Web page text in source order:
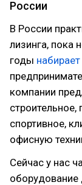
России
В России
лизинга, пока
годы
компании
спортивное,
офисную
Сейчас у нас
оборудование